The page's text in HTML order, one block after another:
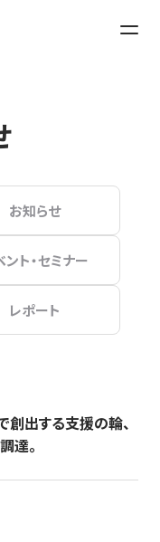
お知らせ
ント・セミナー
レポート
創出する支援の輪、
達。